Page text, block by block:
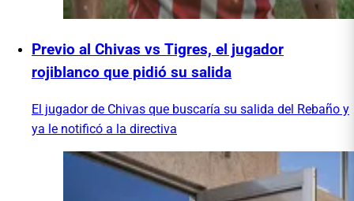
Previo al Chivas vs Tigres, el jugador
rojiblanco que pidió su salida
El jugador de Chivas que buscaría su salida del Rebaño y
ya le notificó a la directiva